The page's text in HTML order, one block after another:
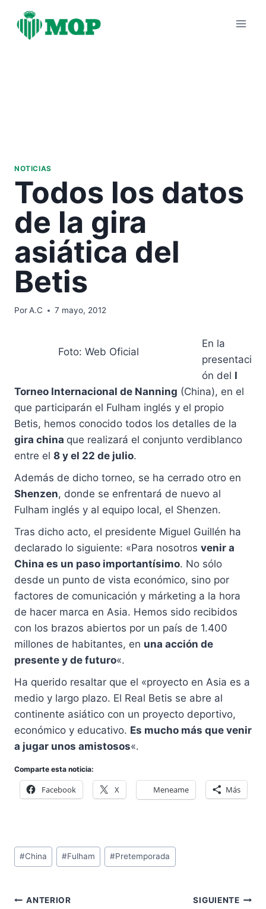
contenido
NOTICIAS
Todos los datos
de la gira
asiática del
Betis
PorA.C 7 mayo, 2012
Foto: Web Oficial
En la
presentaci
ón del I
Torneo Internacional de Nanning (China), en el
que participarán el Fulham inglés y el propio
Betis, hemos conocido todos los detalles de la
gira china que realizará el conjunto verdiblanco
entre el 8 y el 22 de julio.
Además de dicho torneo, se ha cerrado otro en
Shenzen, donde se enfrentará de nuevo al
Fulham inglés y al equipo local, el Shenzen.
Tras dicho acto, el presidente Miguel Guillén ha
declarado lo siguiente: «Para nosotros venir a
China es un paso importantísimo. No sólo
desde un punto de vista económico, sino por
factores de comunicación y márketing a la hora
de hacer marca en Asia. Hemos sido recibidos
con los brazos abiertos por un país de 1.400
millones de habitantes, en una acción de
presente y de futuro«.
Ha querido resaltar que el «proyecto en Asia es a
medio y largo plazo. El Real Betis se abre al
continente asiático con un proyecto deportivo,
económico y educativo. Es mucho más que venir
a jugar unos amistosos«.
Comparte esta noticia:
Facebook X Meneame Más
Etiquetas
de
entrada:
#China #Fulham #Pretemporada
Navegación
ANTERIOR SIGUIENTE